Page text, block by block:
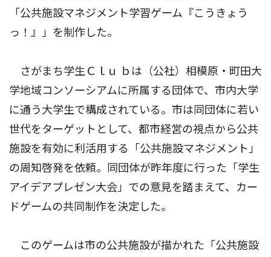
「公共施設マネジメント学習ゲーム『こうきょう
っ！』」を制作した。
さがまち学生Ｃｌｕ ｂは（公社）相模原・町田大
学地域コンソーシアムに所属する団体で、市内大学
に通う大学生で構成されている。市は同団体に若い
世代をターゲットとして、都市経営の視点から公共
施設を有効に利活用する「公共施設マネジメント」
の周知啓発を依頼。同団体が昨年度に行った「学生
アイデアプレゼン大会」での意見を踏まえて、カー
ドゲームの共同制作を決定した。
このゲームは市の公共施設が描かれた「公共施設